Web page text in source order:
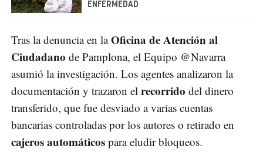
ENFERMEDAD
Tras la denuncia en laOficina de Atención al
Ciudadano de Pamplona, el Equipo @Navarra
asumió la investigación. Los agentes analizaron la
documentación y trazaron el recorrido del dinero
transferido, que fue desviado a varias cuentas
bancarias controladas por los autores o retirado en
cajeros automáticos para eludir bloqueos.